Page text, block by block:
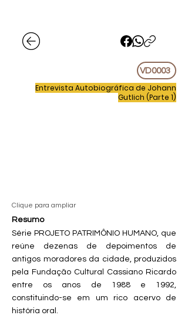
VD0003
Entrevista Autobiográfica de Johann
Gutlich (Parte 1)
Clique para ampliar
Resumo
Série PROJETO PATRIMÔNIO HUMANO, que
reúne dezenas de depoimentos de
antigos moradores da cidade, produzidos
pela Fundação Cultural Cassiano Ricardo
entre os anos de 1988 e 1992,
constituindo-se em um rico acervo de
história oral.